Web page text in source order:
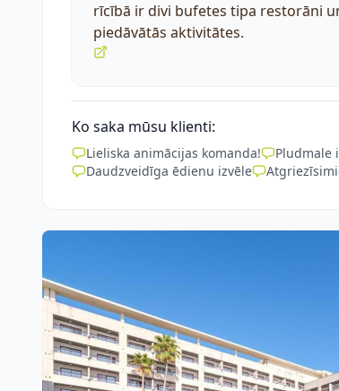
rīcībā ir divi bufetes tipa restorāni
piedāvātās aktivitātes.
Ko saka mūsu klienti:
Lieliska animācijas komanda! Pludmale
Daudzveidīga ēdienu izvēle